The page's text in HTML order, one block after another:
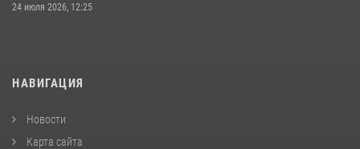
24 июля 2026, 12:25
НАВИГАЦИЯ
Новости
Карта сайта